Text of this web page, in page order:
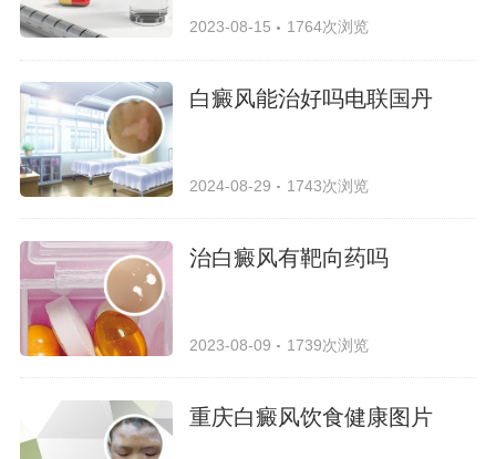
2023-08-15 1764次浏览
白癜风能治好吗电联国丹
2024-08-29 1743次浏览
治白癜风有靶向药吗
2023-08-09 1739次浏览
重庆白癜风饮食健康图片